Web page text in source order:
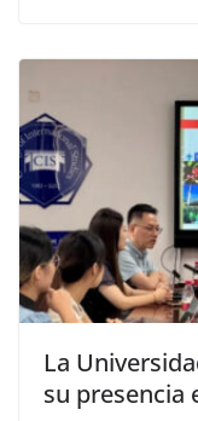
La
su presencia